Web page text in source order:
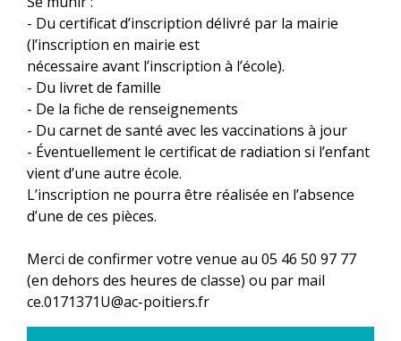
- Du certificat d’inscription délivré par la mairie
(l’inscription en mairie est
nécessaire avant l’inscription à l’école).
- Du livret de famille
- De la fiche de renseignements
- Du carnet de santé avec les vaccinations à jour
- Éventuellement le certificat de radiation si l’enfant
vient d’une autre école.
L’inscription ne pourra être réalisée en l’absence
d’une de ces pièces.
Merci de confirmer votre venue au 05 46 50 97 77
(en dehors des heures de classe) ou par mail
ce.0171371U@ac-poitiers.fr